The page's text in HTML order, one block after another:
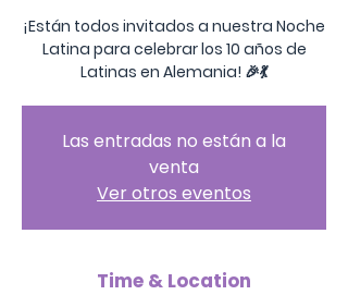
¡Están todos invitados a nuestra Noche
Latina para celebrar los 10 años de
Latinas en Alemania! 🎉💃
Las entradas no están a la
venta
Ver otros eventos
Time & Location